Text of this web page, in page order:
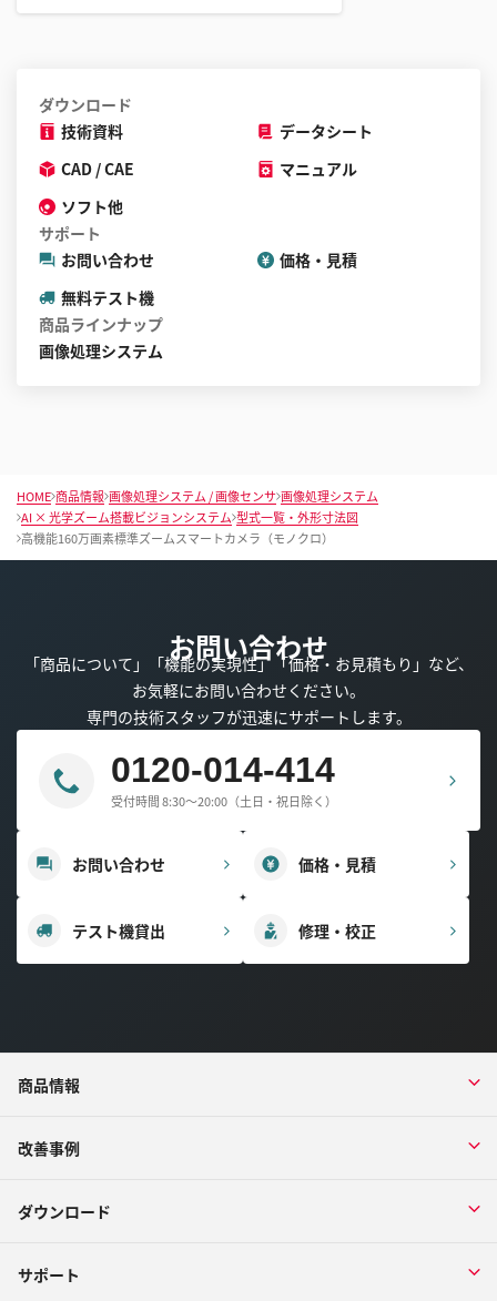
ダウンロード
技術資料
データシート
CAD / CAE
マニュアル
ソフト他
サポート
お問い合わせ
価格・見積
無料テスト機
商品ラインナップ
画像処理システム
HOME 商品情報 画像処理システム / 画像センサ 画像処理システム
AI × 光学ズーム搭載ビジョンシステム 型式一覧・外形寸法図
高機能160万画素標準ズームスマートカメラ（モノクロ）
お問い合わせ
「商品について」「機能の実現性」「価格・お見積もり」など、
お気軽にお問い合わせください。
専門の技術スタッフが迅速にサポートします。
0120-014-414
受付時間 8:30～20:00（土日・祝日除く）
お問い合わせ 価格・見積
テスト機貸出 修理・校正
商品情報
改善事例
ダウンロード
サポート